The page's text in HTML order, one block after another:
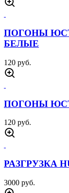
ПОГОНЫ
БЕЛЫЕ
120 руб.
ПОГОНЫ
120 руб.
РАЗГРУЗКА
3000 руб.